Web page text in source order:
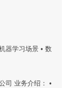
器学习场景 • 数
司 业务介绍： •